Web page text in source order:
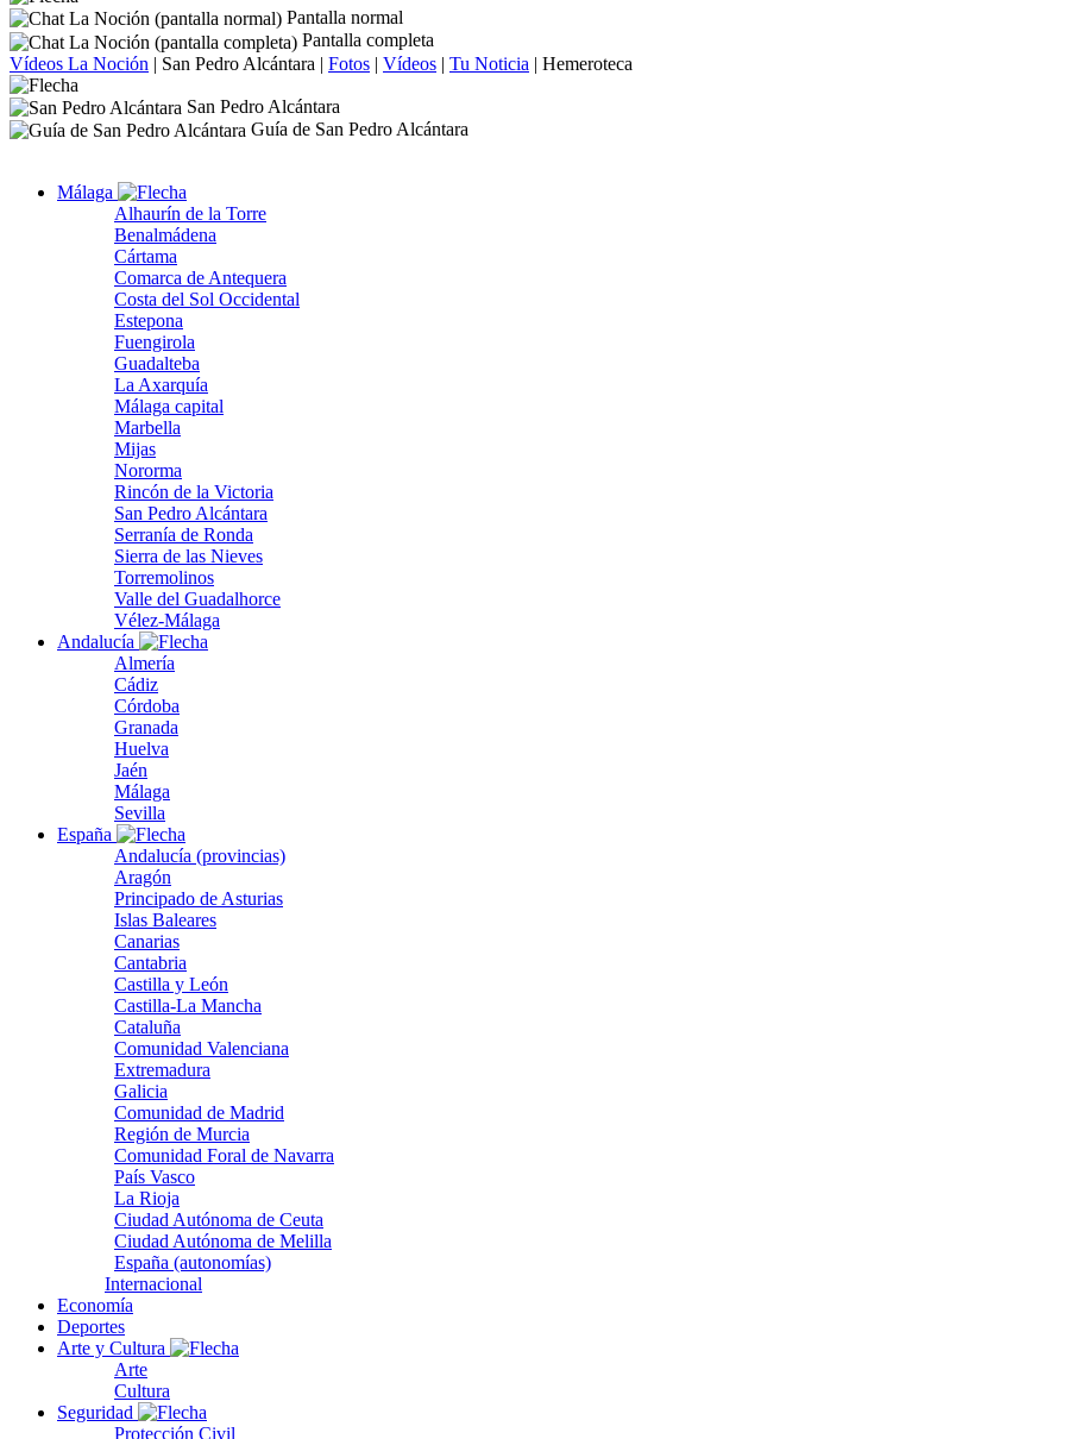
Pantalla normal
Pantalla completa
Vídeos La Noción | San Pedro Alcántara | Fotos | Vídeos | Tu Noticia | Hemeroteca
San Pedro Alcántara
Guía de San Pedro Alcántara
Málaga
Alhaurín de la Torre
Benalmádena
Cártama
Comarca de Antequera
Costa del Sol Occidental
Estepona
Fuengirola
Guadalteba
La Axarquía
Málaga capital
Marbella
Mijas
Nororma
Rincón de la Victoria
San Pedro Alcántara
Serranía de Ronda
Sierra de las Nieves
Torremolinos
Valle del Guadalhorce
Vélez-Málaga
Andalucía
Almería
Cádiz
Córdoba
Granada
Huelva
Jaén
Málaga
Sevilla
España
Andalucía (provincias)
Aragón
Principado de Asturias
Islas Baleares
Canarias
Cantabria
Castilla y León
Castilla-La Mancha
Cataluña
Comunidad Valenciana
Extremadura
Galicia
Comunidad de Madrid
Región de Murcia
Comunidad Foral de Navarra
País Vasco
La Rioja
Ciudad Autónoma de Ceuta
Ciudad Autónoma de Melilla
España (autonomías)
Internacional
Economía
Deportes
Arte y Cultura
Arte
Cultura
Seguridad
Protección Civil